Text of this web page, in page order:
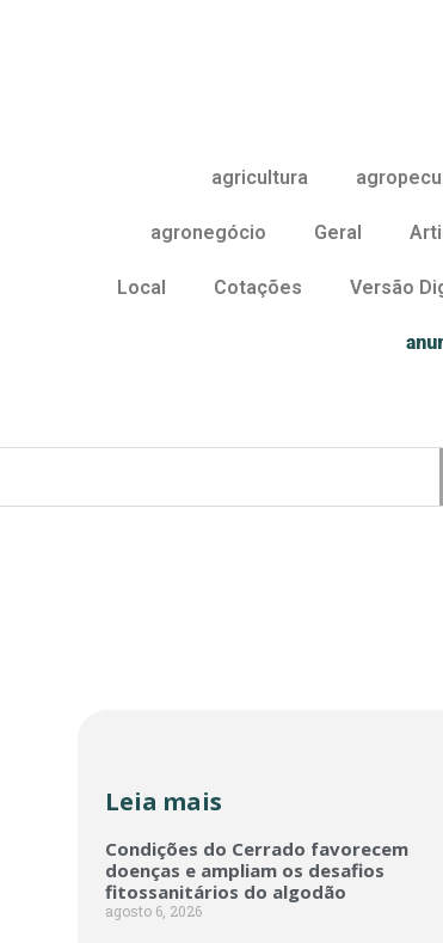
agricultura
agronegócio Geral
Local Cotações Versão
Leia mais
Condições do Cerrado favorecem
doenças e ampliam os desafios
fitossanitários do algodão
agosto 6, 2026